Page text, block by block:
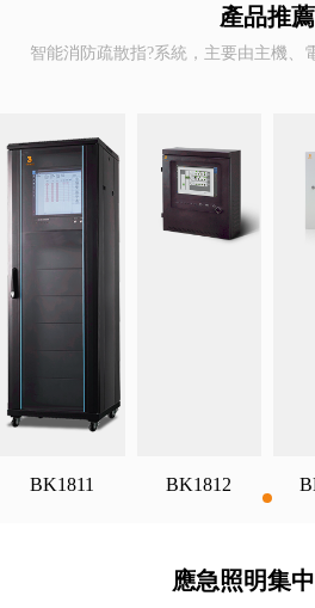
產品推薦
智能消防疏散指?系統，主要由主機、
BK1811 BK1812
應急照明集